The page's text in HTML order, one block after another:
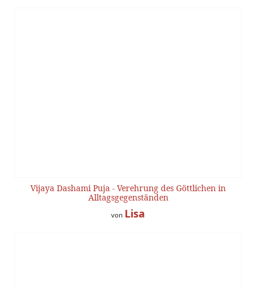
Vijaya Dashami Puja - Verehrung des Göttlichen in
Alltagsgegenständen
von Lisa